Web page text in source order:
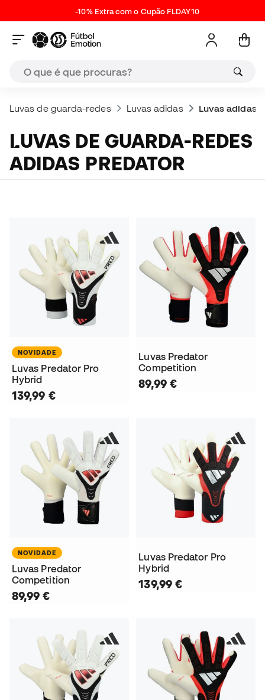
-10% Extra com o Cupão FLDAY10
Luvas de guarda-redes Luvas adidas Luvas adidas
LUVAS DE GUARDA-REDES
ADIDAS PREDATOR
NOVIDADE
Luvas Predator Pro
Hybrid
139,99 €
Luvas Predator
Competition
89,99 €
NOVIDADE
Luvas Predator
Competition
89,99 €
Luvas Predator Pro
Hybrid
139,99 €